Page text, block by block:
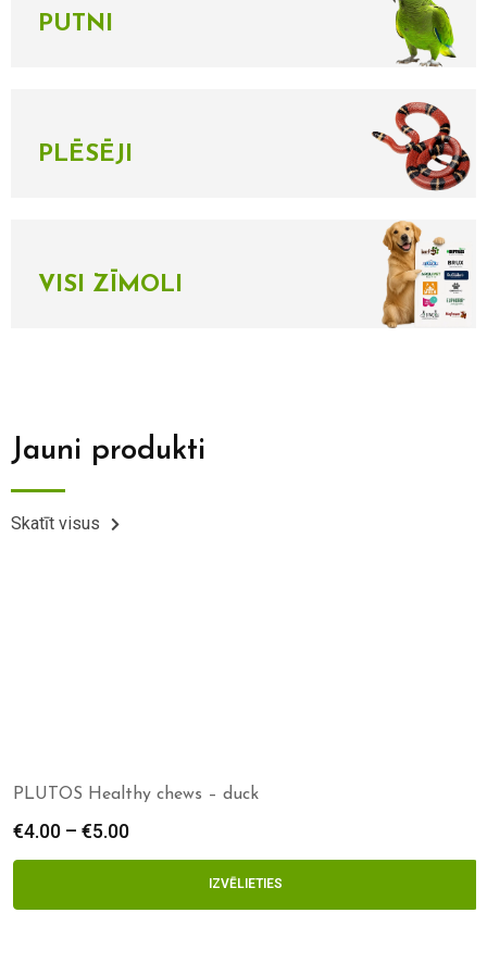
PUTNI
PLĒSĒJI
VISI ZĪMOLI
Jauni produkti
Skatīt visus
PLUTOS Healthy chews – duck
€4.00 – €5.00
IZVĒLIETIES